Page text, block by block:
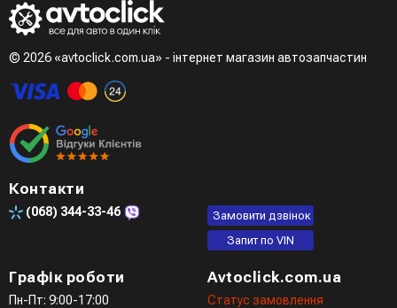
© 2026 «avtoclick.com.ua» - інтернет магазин автозапчастин
Контакти
(068) 344-33-46
Замовити дзвінок
Запит по VIN
Графік роботи
Пн-Пт: 9:00-17:00
Avtoclick.com.ua
Статус замовлення